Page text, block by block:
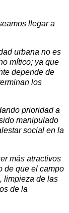
llegar a
urbana no es
mítico; ya que
depende de
los
prioridad a
manipulado
social en la
más atractivos
de que el campo
limpieza de las
de la